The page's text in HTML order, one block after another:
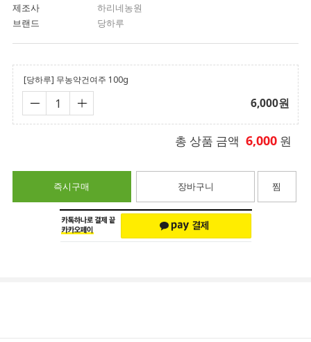
제조사
하리네농원
브랜드
당하루
[당하루] 무농약건여주 100g
6,000원
총 상품 금액 6,000 원
즉시구매 장바구니 찜